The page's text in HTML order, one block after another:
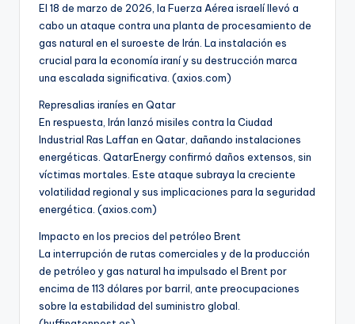
El 18 de marzo de 2026, la Fuerza Aérea israelí llevó a
cabo un ataque contra una planta de procesamiento de
gas natural en el suroeste de Irán. La instalación es
crucial para la economía iraní y su destrucción marca
una escalada significativa. (axios.com)
Represalias iraníes en Qatar
En respuesta, Irán lanzó misiles contra la Ciudad
Industrial Ras Laffan en Qatar, dañando instalaciones
energéticas. QatarEnergy confirmó daños extensos, sin
víctimas mortales. Este ataque subraya la creciente
volatilidad regional y sus implicaciones para la seguridad
energética. (axios.com)
Impacto en los precios del petróleo Brent
La interrupción de rutas comerciales y de la producción
de petróleo y gas natural ha impulsado el Brent por
encima de 113 dólares por barril, ante preocupaciones
sobre la estabilidad del suministro global.